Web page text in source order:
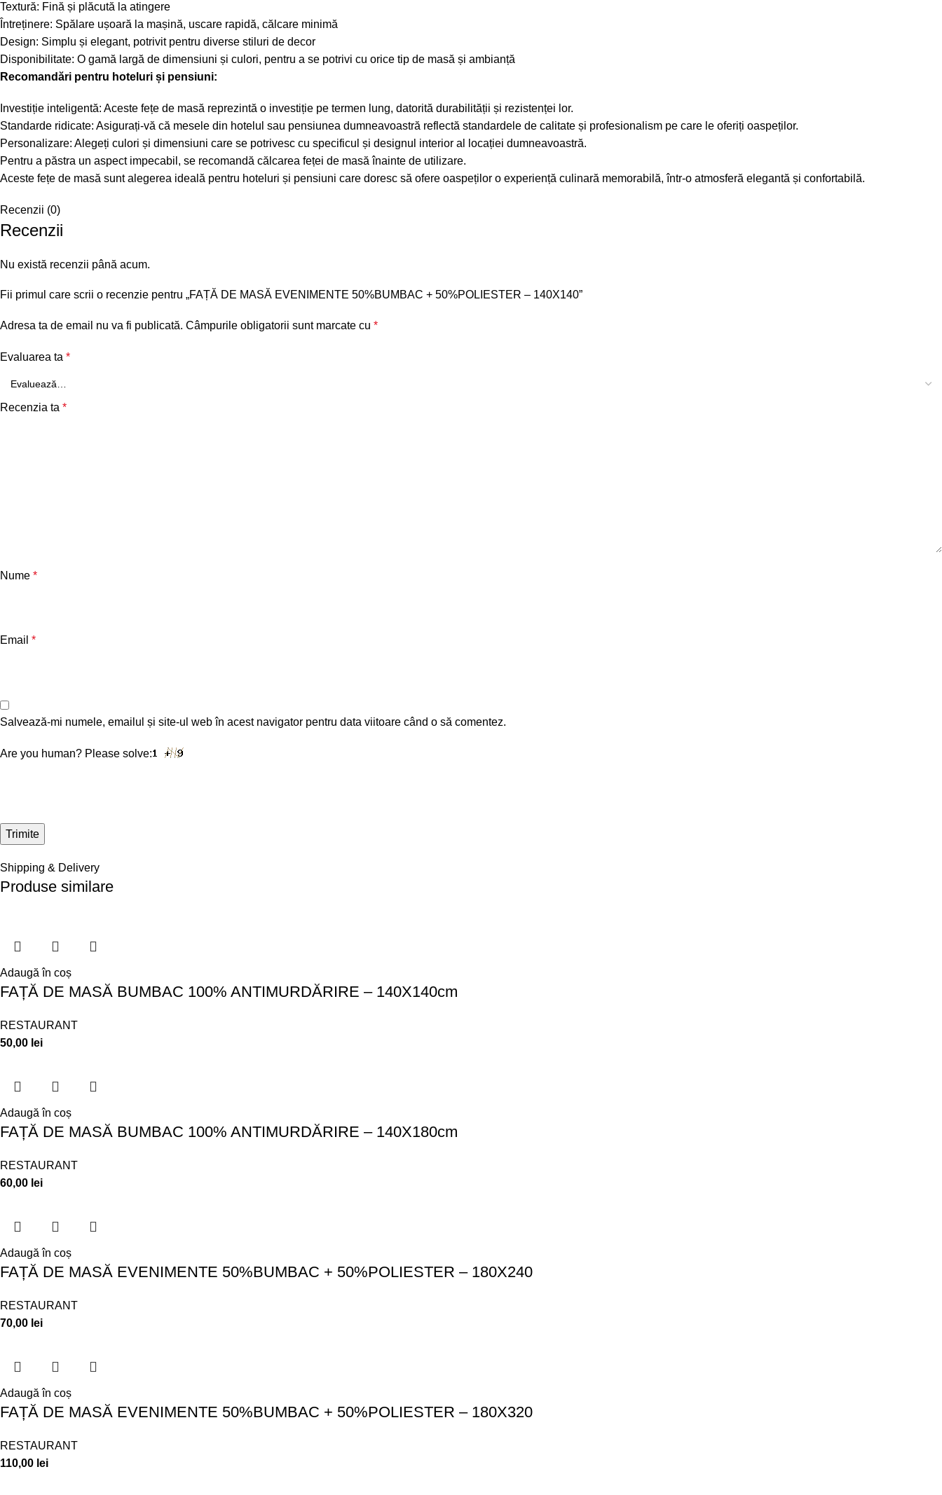
Textură: Fină și plăcută la atingere
Întreținere: Spălare ușoară la mașină, uscare rapidă, călcare minimă
Design: Simplu și elegant, potrivit pentru diverse stiluri de decor
Disponibilitate: O gamă largă de dimensiuni și culori, pentru a se potrivi cu orice tip de masă și ambianță
Recomandări pentru hoteluri și pensiuni:
Investiție inteligentă: Aceste fețe de masă reprezintă o investiție pe termen lung, datorită durabilității și rezistenței lor.
Standarde ridicate: Asigurați-vă că mesele din hotelul sau pensiunea dumneavoastră reflectă standardele de calitate și profesionalism pe care le oferiți oaspeților.
Personalizare: Alegeți culori și dimensiuni care se potrivesc cu specificul și designul interior al locației dumneavoastră.
Pentru a păstra un aspect impecabil, se recomandă călcarea feței de masă înainte de utilizare.
Aceste fețe de masă sunt alegerea ideală pentru hoteluri și pensiuni care doresc să ofere oaspeților o experiență culinară memorabilă, într-o atmosferă elegantă și confortabilă.
Recenzii (0)
Recenzii
Nu există recenzii până acum.
Fii primul care scrii o recenzie pentru „FAȚĂ DE MASĂ EVENIMENTE 50%BUMBAC + 50%POLIESTER – 140X140”
Adresa ta de email nu va fi publicată. Câmpurile obligatorii sunt marcate cu *
Evaluarea ta *
Recenzia ta *
Nume *
Email *
Salvează-mi numele, emailul și site-ul web în acest navigator pentru data viitoare când o să comentez.
Are you human? Please solve:
Shipping & Delivery
Produse similare
Adaugă în coș
FAȚĂ DE MASĂ BUMBAC 100% ANTIMURDĂRIRE – 140X140cm
RESTAURANT
50,00 lei
Adaugă în coș
FAȚĂ DE MASĂ BUMBAC 100% ANTIMURDĂRIRE – 140X180cm
RESTAURANT
60,00 lei
Adaugă în coș
FAȚĂ DE MASĂ EVENIMENTE 50%BUMBAC + 50%POLIESTER – 180X240
RESTAURANT
70,00 lei
Adaugă în coș
FAȚĂ DE MASĂ EVENIMENTE 50%BUMBAC + 50%POLIESTER – 180X320
RESTAURANT
110,00 lei